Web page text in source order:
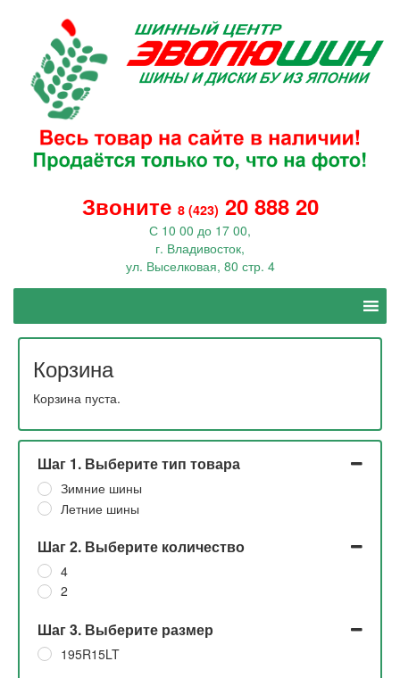
Звоните 8 (423) 20 888 20
С 10 00 до 17 00,
г. Владивосток,
ул. Выселковая, 80 стр. 4
Корзина
Корзина пуста.
Шаг 1. Выберите тип товара
Зимние шины
Летние шины
Шаг 2. Выберите количество
4
2
Шаг 3. Выберите размер
195R15LT